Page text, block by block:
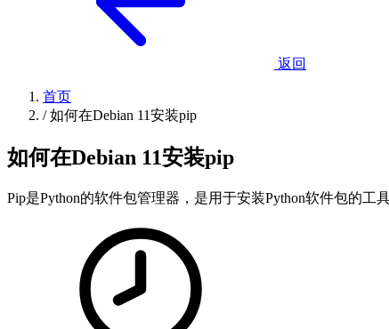
返回
首页
/ 如何在Debian 11安装pip
如何在Debian 11安装pip
Pip是Python的软件包管理器，是用于安装Python软件包的工